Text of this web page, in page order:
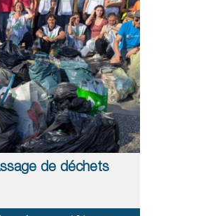
de déchets